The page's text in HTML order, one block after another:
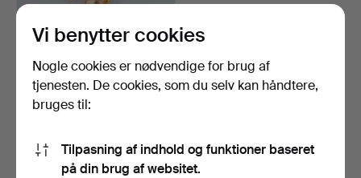
BJÖRN WECKSTRÖM.
VEDHÆNG, Lapinvuokko,
dyr…
Opnåede hammerslag 17 maj
255 USD
Vi benytter cookies
Nogle cookies er nødvendige for brug af
tjenesten. De cookies, som du selv kan håndtere,
bruges til:
Tilpasning af indhold og funktioner baseret
på din brug af websitet.